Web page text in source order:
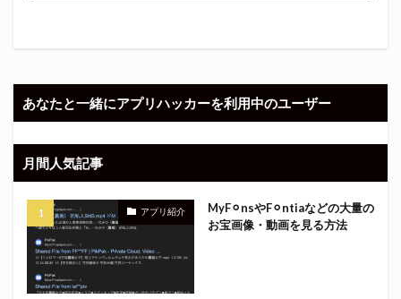
あなたと一緒にアプリハッカーを利用中のユーザー
月間人気記事
アプリ紹介
MyF⚪︎nsやF⚪︎ntiaなどの大量の
お宝画像・動画を見る方法